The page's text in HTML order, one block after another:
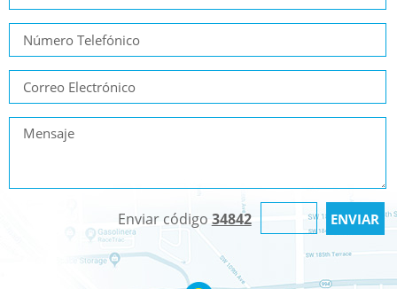
Enviar código 34842